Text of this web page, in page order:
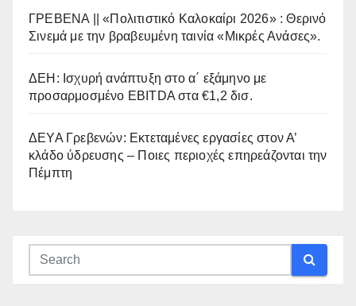
ΓΡΕΒΕΝΑ || «Πολιτιστικό Καλοκαίρι 2026» : Θερινό
Σινεμά με την βραβευμένη ταινία «Μικρές Ανάσες».
ΔΕΗ: Ισχυρή ανάπτυξη στο α΄ εξάμηνο με
προσαρμοσμένο EBITDA στα €1,2 δισ.
ΔΕΥΑ Γρεβενών: Εκτεταμένες εργασίες στον Α’
κλάδο ύδρευσης – Ποιες περιοχές επηρεάζονται την
Πέμπτη